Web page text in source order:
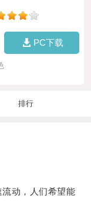
PC下载
排行
动，人们希望能